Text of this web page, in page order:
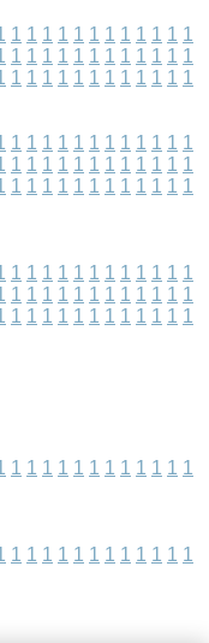
1 1 1 1 1 1 1 1 1 1 1 1
1 1 1 1 1 1 1 1 1 1 1 1
1 1 1 1 1 1 1 1 1 1 1 1
1 1 1 1 1 1 1 1 1 1 1 1
1 1 1 1 1 1 1 1 1 1 1 1
1 1 1 1 1 1 1 1 1 1 1 1
1 1 1 1 1 1 1 1 1 1 1 1
1 1 1 1 1 1 1 1 1 1 1 1
1 1 1 1 1 1 1 1 1 1 1 1
1 1 1 1 1 1 1 1 1 1 1 1
1 1 1 1 1 1 1 1 1 1 1 1